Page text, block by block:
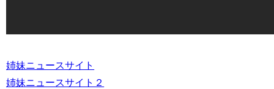
姉妹ニュースサイト
姉妹ニュースサイト２